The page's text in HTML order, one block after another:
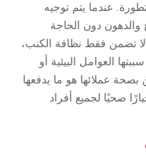
عندما يتم توجيه
والدهون دون الحاجة
لا تضمن فقط نظافة الكنب،
العوامل البيئية أو
عملائها هو ما يدفعها
صحيًا لجميع أفراد